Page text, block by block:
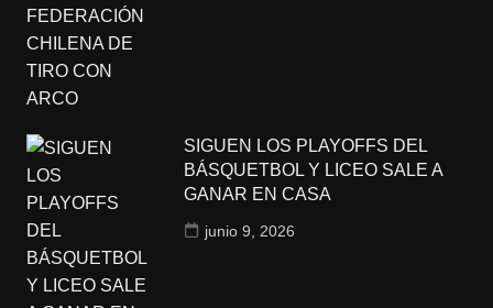
SIGUEN LOS PLAYOFFS DEL
BÁSQUETBOL Y LICEO SALE A
GANAR EN CASA
junio 9, 2026